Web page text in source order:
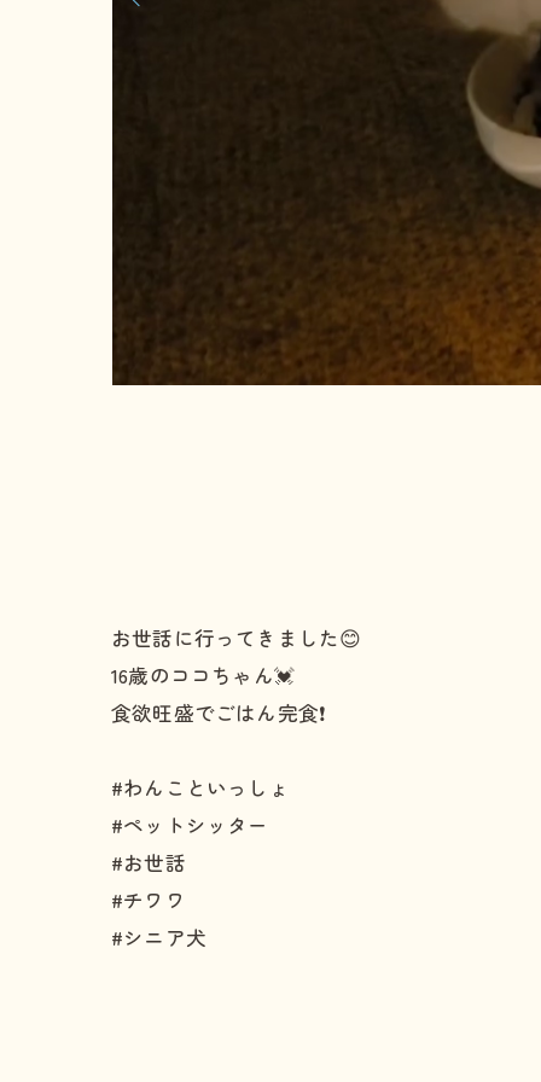
お世話に行ってきました😊
16歳のココちゃん💓
食欲旺盛でごはん完食❗
#わんこといっしょ
#ペットシッター
#お世話
#チワワ
#シニア犬